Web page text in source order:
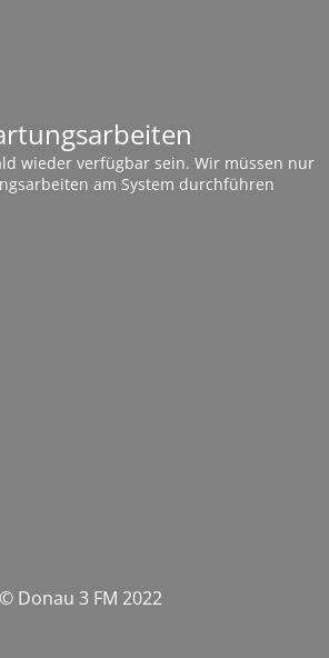
wieder verfügbar sein. Wir müssen nur
am System durchführen
© Donau 3 FM 2022